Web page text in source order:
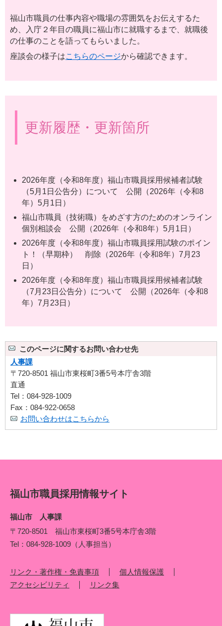
福山市職員の仕事内容や職場の雰囲気をお伝えするた
め、入庁２年目の職員に福山市に就職するまで、就職後
の仕事のことを語ってもらいました。
座談会の様子はこちらのページから確認できます。
更新履歴・更新箇所
2026年度（令和8年度）福山市職員採用候補者試験
（5月1日公告分）について 公開（2026年（令和8
年）5月1日）
福山市職員（技術職）をめざす方のためのオンライン
個別相談会 公開（2026年（令和8年）5月1日）
2026年度（令和8年度）福山市職員採用試験のポイン
ト！（早期枠） 削除（2026年（令和8年）7月23
日）
2026年度（令和8年度）福山市職員採用候補者試験
（7月23日公告分）について 公開（2026年（令和8
年）7月23日）
このページに関するお問い合わせ先
人事課
〒720-8501 福山市東桜町3番5号本庁舎3階
直通
Tel：084-928-1009
Fax：084-922-0658
お問い合わせはこちらから
福山市職員採用情報サイト
福山市 人事課
〒720‐8501 福山市東桜町3番5号本庁舎3階
Tel：084‐928‐1009（人事担当）
リンク・著作権・免責事項
個人情報保護
アクセシビリティ
リンク集